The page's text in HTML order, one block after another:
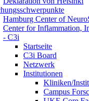
Hamburg Center of
Center for Inflammation,
- C3i
Startseite
C3i Board
Netzwerk
Institutionen
Kliniken/
Campus